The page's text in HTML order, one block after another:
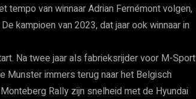
tempo van winnaar Adrian Fernémont volgen,
kampioen van 2023, dat jaar ook winnaar in
Na twee jaar als fabrieksrijder voor M-Sport
Munster immers terug naar het Belgisch
Rally zijn snelheid met de Hyundai